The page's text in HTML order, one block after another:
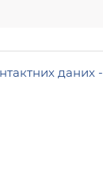
даних -